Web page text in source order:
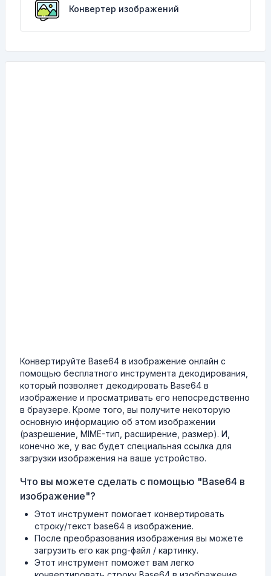
Конвертер изображений
Конвертируйте Base64 в изображение онлайн с
помощью бесплатного инструмента декодирования,
который позволяет декодировать Base64 в
изображение и просматривать его непосредственно
в браузере. Кроме того, вы получите некоторую
основную информацию об этом изображении
(разрешение, MIME-тип, расширение, размер). И,
конечно же, у вас будет специальная ссылка для
загрузки изображения на ваше устройство.
Что вы можете сделать с помощью "Base64 в
изображение"?
Этот инструмент помогает конвертировать
строку/текст base64 в изображение.
После преобразования изображения вы можете
загрузить его как png-файл / картинку.
Этот инструмент поможет вам легко